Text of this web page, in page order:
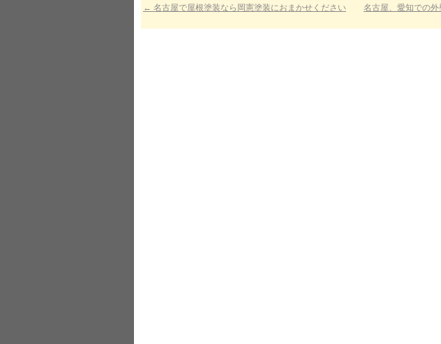
← 名古屋で屋根塗装なら岡憲塗装におまかせください
名古屋、愛知での